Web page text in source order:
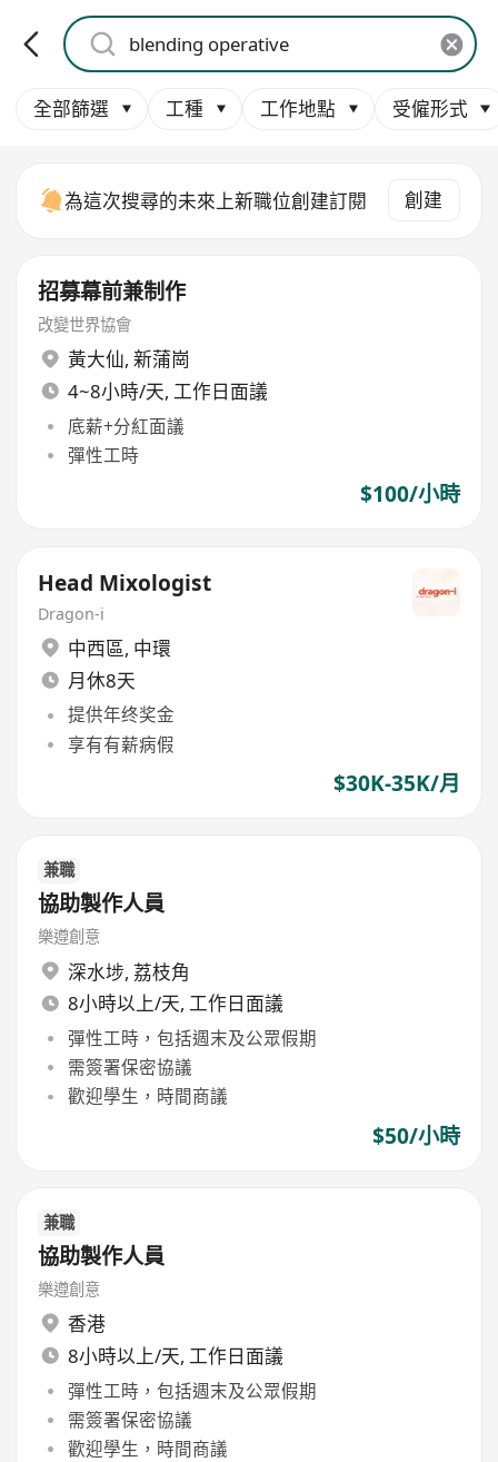
全部篩選 工種 工作地點 受僱形式
為這次搜尋的未來上新職位創建訂閱 創建
招募幕前兼制作
改變世界協會
黃大仙, 新蒲崗
4~8小時/天, 工作日面議
底薪+分紅面議
彈性工時
$100/小時
Head Mixologist
Dragon-i
中西區, 中環
月休8天
提供年终奖金
享有有薪病假
$30K-35K/月
兼職
協助製作人員
樂遵創意
深水埗, 荔枝角
8小時以上/天, 工作日面議
彈性工時，包括週末及公眾假期
需簽署保密協議
歡迎學生，時間商議
$50/小時
兼職
協助製作人員
樂遵創意
香港
8小時以上/天, 工作日面議
彈性工時，包括週末及公眾假期
需簽署保密協議
歡迎學生，時間商議